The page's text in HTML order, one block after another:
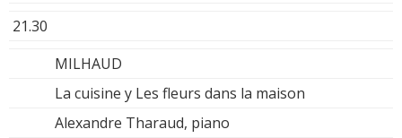
21.30
MILHAUD
La cuisine y Les fleurs dans la maison
Alexandre Tharaud, piano